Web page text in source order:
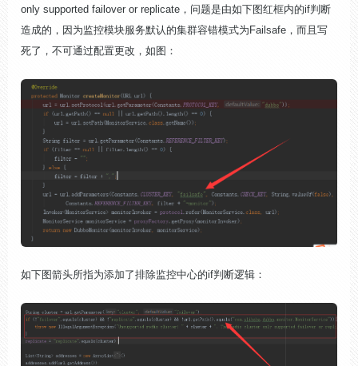
only supported failover or replicate，问题是由如下图红框内的if判断
造成的，因为监控模块服务默认的集群容错模式为Failsafe，而且写
死了，不可通过配置更改，如图：
如下图箭头所指为添加了排除监控中心的if判断逻辑：